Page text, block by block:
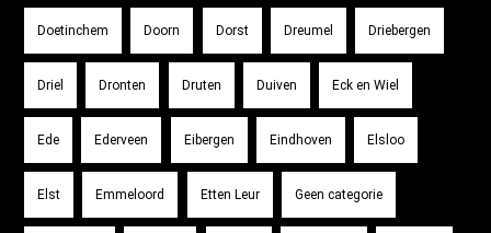
Doetinchem Doorn Dorst Dreumel Driebergen
Driel Dronten Druten Duiven Eck en Wiel
Ede Ederveen Eibergen Eindhoven Elsloo
Elst Emmeloord Etten Leur Geen categorie